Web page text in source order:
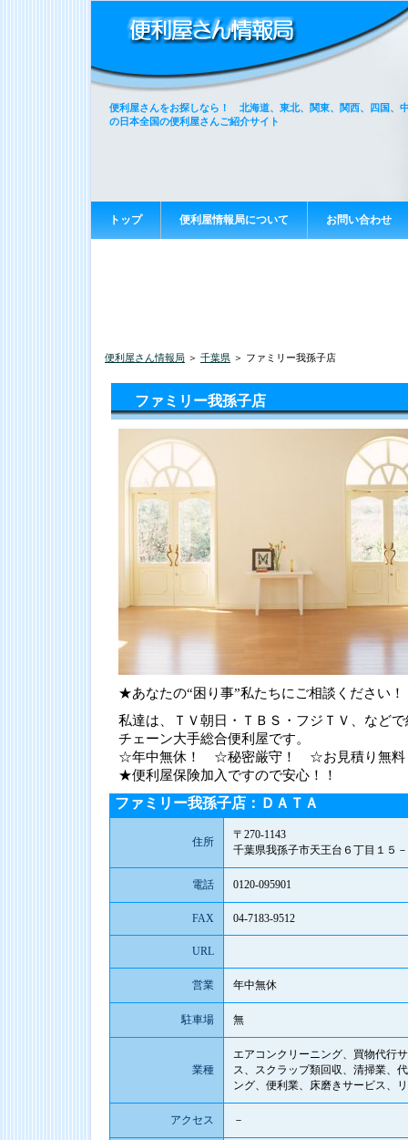
便利屋さんをお探しなら！ 北海道、東北、関東、関西、四国、
の日本全国の便利屋さんご紹介サイト
トップ 便利屋情報局について お問い合わせ
便利屋さん情報局 ＞ 千葉県 ＞ ファミリー我孫子店
ファミリー我孫子店
★あなたの“困り事”私たちにご相談ください！
私達は、ＴＶ朝日・ＴＢＳ・フジＴＶ、など
チェーン大手総合便利屋です。
☆年中無休！ ☆秘密厳守！ ☆お見積り無料
★便利屋保険加入ですので安心！！
ファミリー我孫子店：ＤＡＴＡ
住所
〒270-1143
千葉県我孫子市天王台６丁目１５
電話 0120-095901
FAX 04-7183-9512
URL
営業 年中無休
駐車場 無
業種
エアコンクリーニング、買物代行
ス、スクラップ類回収、清掃業、
ング、便利業、床磨きサービス、
アクセス －